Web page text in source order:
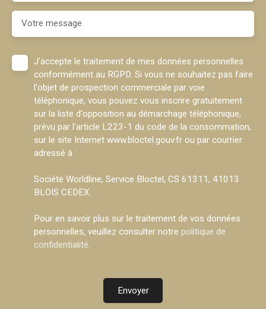
Votre message
J'accepte le traitement de mes données personnelles
conformément au RGPD. Si vous ne souhaitez pas faire
l'objet de prospection commerciale par voie
téléphonique, vous pouvez vous inscrire gratuitement
sur la liste d'opposition au démarchage téléphonique,
prévu par l'article L223-1 du code de la consommation,
sur le site Internet www.bloctel.gouv.fr ou par courrier
adressé à :
Société Worldline, Service Bloctel, CS 61311, 41013
BLOIS CEDEX.
Pour en savoir plus sur le traitement de vos données
personnelles, veuillez consulter notre politique de
confidentialité.
Envoyer